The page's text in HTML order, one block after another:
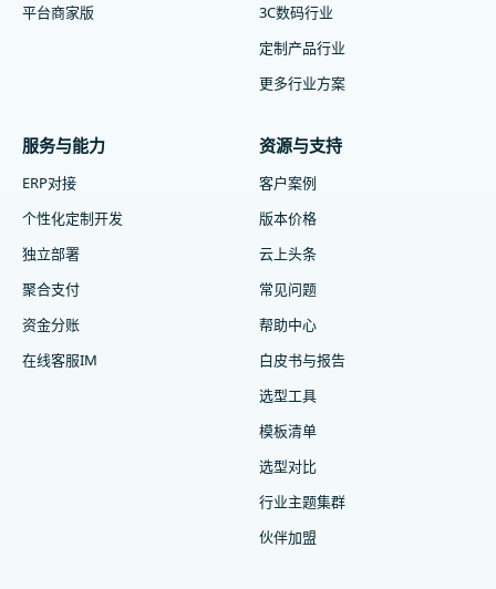
平台商家版
3C数码行业
定制产品行业
更多行业方案
服务与能力
ERP对接
个性化定制开发
独立部署
聚合支付
资金分账
在线客服IM
资源与支持
客户案例
版本价格
云上头条
常见问题
帮助中心
白皮书与报告
选型工具
模板清单
选型对比
行业主题集群
伙伴加盟